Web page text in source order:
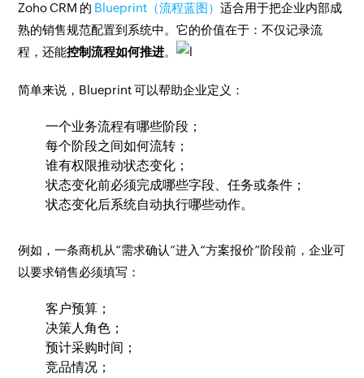
Zoho CRM 的 Blueprint（流程蓝图）适合用于把企业内部成
熟的销售规范配置到系统中。它的价值在于：不仅记录流
程，还能控制流程如何推进。
简单来说，Blueprint 可以帮助企业定义：
一个业务流程有哪些阶段；
每个阶段之间如何流转；
谁有权限推动状态变化；
状态变化前必须完成哪些字段、任务或条件；
状态变化后系统自动执行哪些动作。
例如，一条商机从“需求确认”进入“方案报价”阶段前，企业可
以要求销售必须填写：
客户预算；
决策人角色；
预计采购时间；
竞品情况；